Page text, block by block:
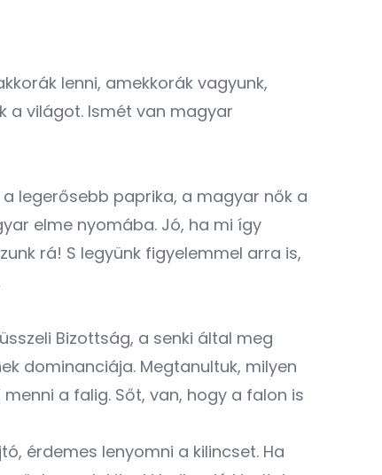
lenni, amekkorák vagyunk,
a világot. Ismét van magyar
legerősebb paprika, a magyar nők a
elme nyomába. Jó, ha mi így
rá! S legyünk figyelemmel arra is,
Bizottság, a senki által meg
dominanciája. Megtanultuk, milyen
a falig. Sőt, van, hogy a falon is
érdemes lenyomni a kilincset. Ha